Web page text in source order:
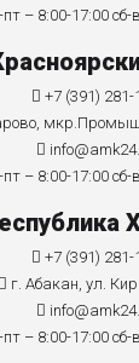
пт – 8:00-17:00
+7 (391) 281-
пт – 8:00-17:00
+7 (391) 281-
г. Абакан, ул.
пт – 8:00-17:00